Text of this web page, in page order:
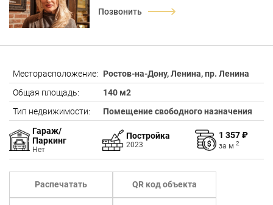
Позвонить
Месторасположение:
Ростов-на-Дону, Ленина, пр. Ленина
Общая площадь:
140 м2
Тип недвижимости:
Помещение свободного назначения
Гараж/
Паркинг
Нет
Постройка
2023
1 357 ₽
за м 2
Распечатать QR код объекта